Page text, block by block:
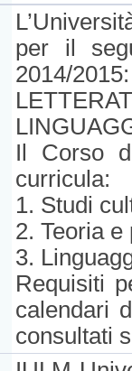
per il
2014/2015:
Il Corso
curricula:
1. Studi
2. Teoria
3.
Requisiti
calendari
consultati